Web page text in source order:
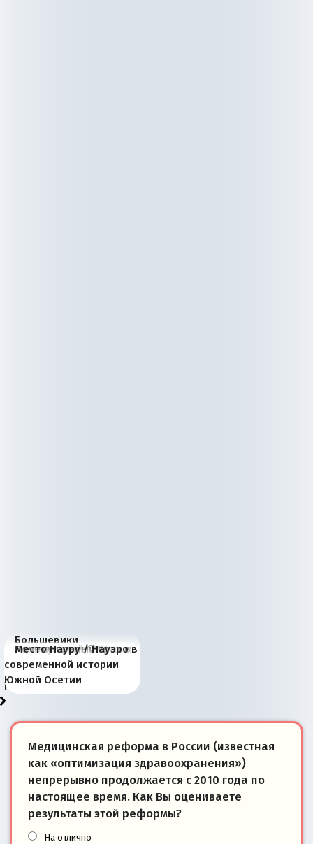
Большевики
отличаются от «Яблока»
тем, что они -
победители
Киевская марионетка
Запада рассказала о
«переобувании» хозяев
В России назрели
перемены: 15 шагов к
суверенной экономике
Миграционный пожар
Европы
Россия начинает
сбрасывать балласт
Анкориджа
Россия зимой 1904
года: первые уступки во
внутренней политике
Русская нация вчера и
сегодня
Почему правый крах в
Варшаве не поможет её
отношениям с Россией?
Место Науру / Науэро в
современной истории
Южной Осетии
Медицинская реформа в России (известная
как «оптимизация здравоохранения»)
непрерывно продолжается с 2010 года по
настоящее время. Как Вы оцениваете
результаты этой реформы?
На отлично